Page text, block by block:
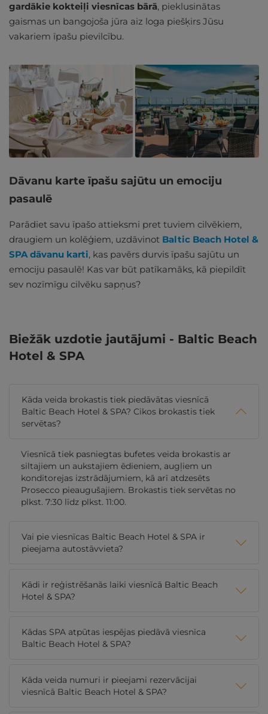
gardākie kokteiļi viesnīcas bārā, pieklusinātas
gaismas un bangojoša jūra aiz loga piešķirs Jūsu
vakariem īpašu pievilcību.
Dāvanu karte īpašu sajūtu un emociju
pasaulē
Parādiet savu īpašo attieksmi pret tuviem cilvēkiem,
draugiem un kolēģiem, uzdāvinot Baltic Beach Hotel &
SPA dāvanu karti, kas pavērs durvis īpašu sajūtu un
emociju pasaulē! Kas var būt patīkamāks, kā piepildīt
sev nozīmīgu cilvēku sapņus?
Biežāk uzdotie jautājumi - Baltic Beach
Hotel & SPA
Kāda veida brokastis tiek piedāvātas viesnīcā
Baltic Beach Hotel & SPA? Cikos brokastis tiek
servētas?
Viesnīcā tiek pasniegtas bufetes veida brokastis ar
siltajiem un aukstajiem ēdieniem, augļiem un
konditorejas izstrādājumiem, kā arī atdzesēts
Prosecco pieaugušajiem. Brokastis tiek servētas no
plkst. 7:30 līdz plkst. 11:00.
Vai pie viesnīcas Baltic Beach Hotel & SPA ir
pieejama autostāvvieta?
Kādi ir reģistrēšanās laiki viesnīcā Baltic Beach
Hotel & SPA?
Kādas SPA atpūtas iespējas piedāvā viesnīca
Baltic Beach Hotel & SPA?
Kāda veida numuri ir pieejami rezervācijai
viesnīcā Baltic Beach Hotel & SPA?